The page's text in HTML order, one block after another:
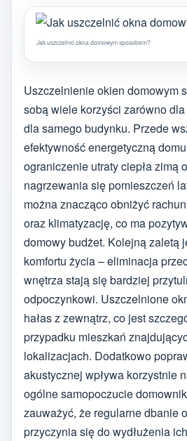
Jak uszczelnić okna domowym sposobem?
Uszczelnienie okien domowym
sobą wiele korzyści zarówno
dla samego budynku. Przede
efektywność energetyczną
ograniczenie utraty ciepła zimą
nagrzewania się pomieszczeń
można znacząco obniżyć
oraz klimatyzację, co ma
domowy budżet. Kolejną zaletą
komfortu życia – eliminacja
wnętrza stają się bardziej
odpoczynkowi. Uszczelnione
hałas z zewnątrz, co jest
przypadku mieszkań
lokalizacjach. Dodatkowo
akustycznej wpływa korzystnie
ogólne samopoczucie
zauważyć, że regularne dbanie
przyczynia się do wydłużenia